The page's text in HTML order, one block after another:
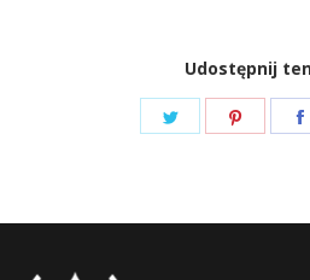
Udostępnij
Share
Share